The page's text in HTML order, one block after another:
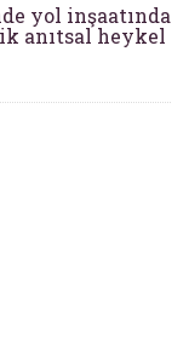
yol inşaatında
anıtsal heykel